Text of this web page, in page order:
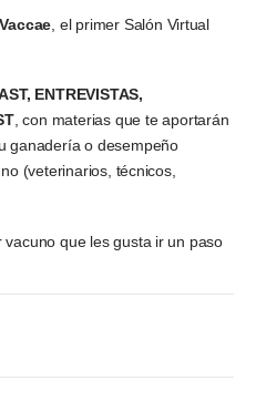
, el primer Salón Virtual
ENTREVISTAS,
, con materias que te aportarán
ganadería o desempeño
(veterinarios, técnicos,
que les gusta ir un paso